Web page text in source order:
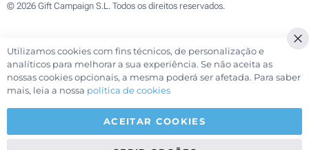
© 2026 Gift Campaign S.L. Todos os direitos reservados.
Utilizamos cookies com fins técnicos, de personalização e
analíticos para melhorar a sua experiência. Se não aceita as
nossas cookies opcionais, a mesma poderá ser afetada. Para saber
mais, leia a nossa política de cookies
ACEITAR COOKIES